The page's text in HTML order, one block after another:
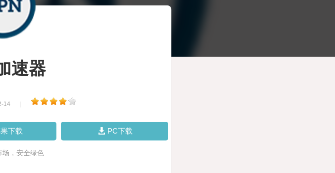
速器
14
下载 PC下载
场，安全绿色